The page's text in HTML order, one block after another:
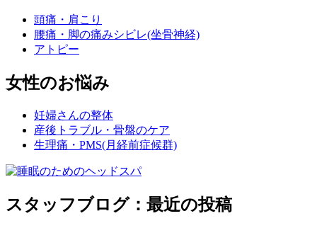
頭痛・肩こり
腰痛・脚の痛みシビレ(坐骨神経)
アトピー
女性のお悩み
妊婦さんの整体
産後トラブル・骨盤のケア
生理痛・PMS(月経前症候群)
スタッフブログ：最近の投稿